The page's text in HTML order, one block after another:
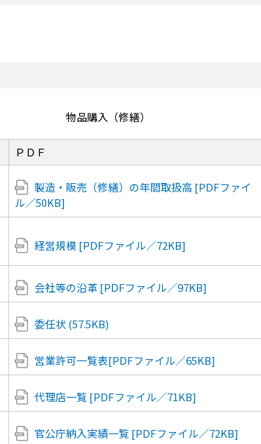
物品購入（修繕）
ＰＤＦ
製造・販売（修繕）の年間取扱高 [PDFファイ
ル／50KB]
経営規模 [PDFファイル／72KB]
会社等の沿革 [PDFファイル／97KB]
委任状 (57.5KB)
営業許可一覧表[PDFファイル／65KB]
代理店一覧 [PDFファイル／71KB]
官公庁納入実績一覧 [PDFファイル／72KB]